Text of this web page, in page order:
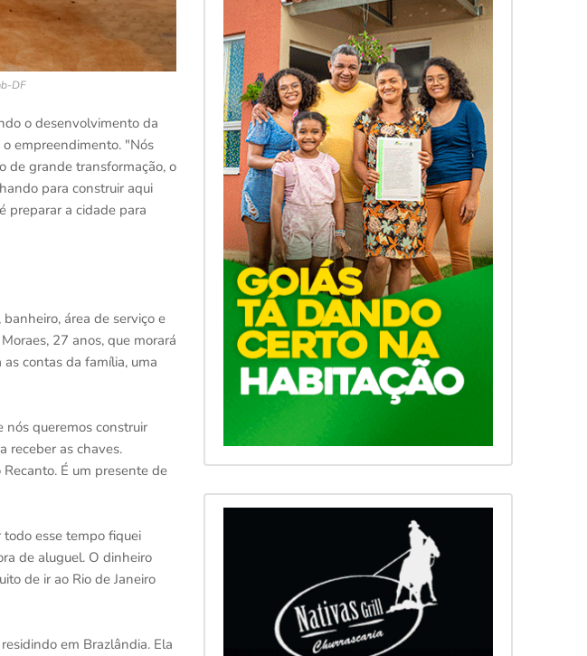
DF
o desenvolvimento da
empreendimento. "Nós
de grande transformação, o
para construir aqui
preparar a cidade para
área de serviço e
27 anos, que morará
contas da família, uma
nós queremos construir
receber as chaves.
É um presente de
todo esse tempo fiquei
de aluguel. O dinheiro
de ir ao Rio de Janeiro
em Brazlândia. Ela